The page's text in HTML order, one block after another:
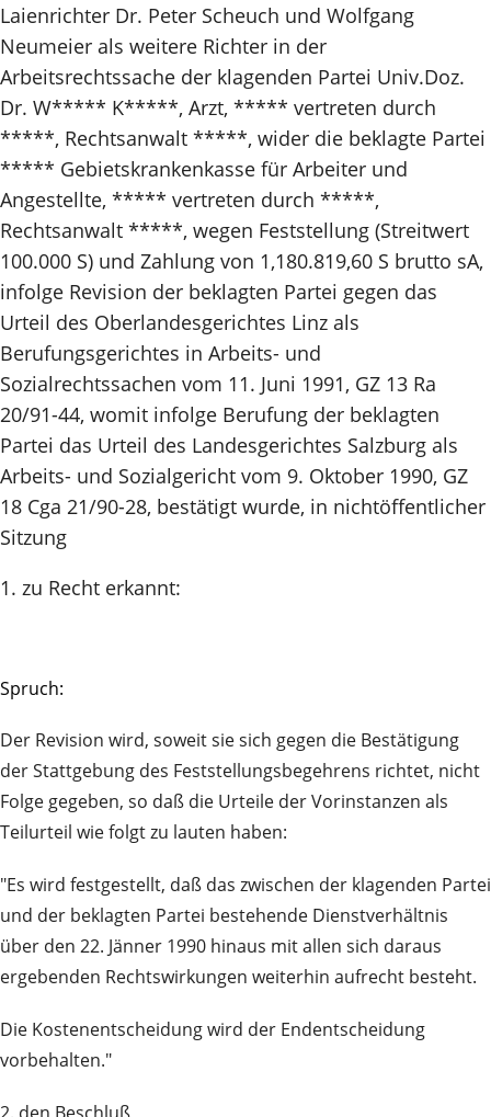
Laienrichter Dr. Peter Scheuch und Wolfgang
Neumeier als weitere Richter in der
Arbeitsrechtssache der klagenden Partei Univ.Doz.
Dr. W***** K*****, Arzt, ***** vertreten durch
*****, Rechtsanwalt *****, wider die beklagte Partei
***** Gebietskrankenkasse für Arbeiter und
Angestellte, ***** vertreten durch *****,
Rechtsanwalt *****, wegen Feststellung (Streitwert
100.000 S) und Zahlung von 1,180.819,60 S brutto sA,
infolge Revision der beklagten Partei gegen das
Urteil des Oberlandesgerichtes Linz als
Berufungsgerichtes in Arbeits- und
Sozialrechtssachen vom 11. Juni 1991, GZ 13 Ra
20/91-44, womit infolge Berufung der beklagten
Partei das Urteil des Landesgerichtes Salzburg als
Arbeits- und Sozialgericht vom 9. Oktober 1990, GZ
18 Cga 21/90-28, bestätigt wurde, in nichtöffentlicher
Sitzung
1. zu Recht erkannt:
Spruch:
Der Revision wird, soweit sie sich gegen die Bestätigung
der Stattgebung des Feststellungsbegehrens richtet, nicht
Folge gegeben, so daß die Urteile der Vorinstanzen als
Teilurteil wie folgt zu lauten haben:
"Es wird festgestellt, daß das zwischen der klagenden Partei
und der beklagten Partei bestehende Dienstverhältnis
über den 22. Jänner 1990 hinaus mit allen sich daraus
ergebenden Rechtswirkungen weiterhin aufrecht besteht.
Die Kostenentscheidung wird der Endentscheidung
vorbehalten."
2. den Beschluß